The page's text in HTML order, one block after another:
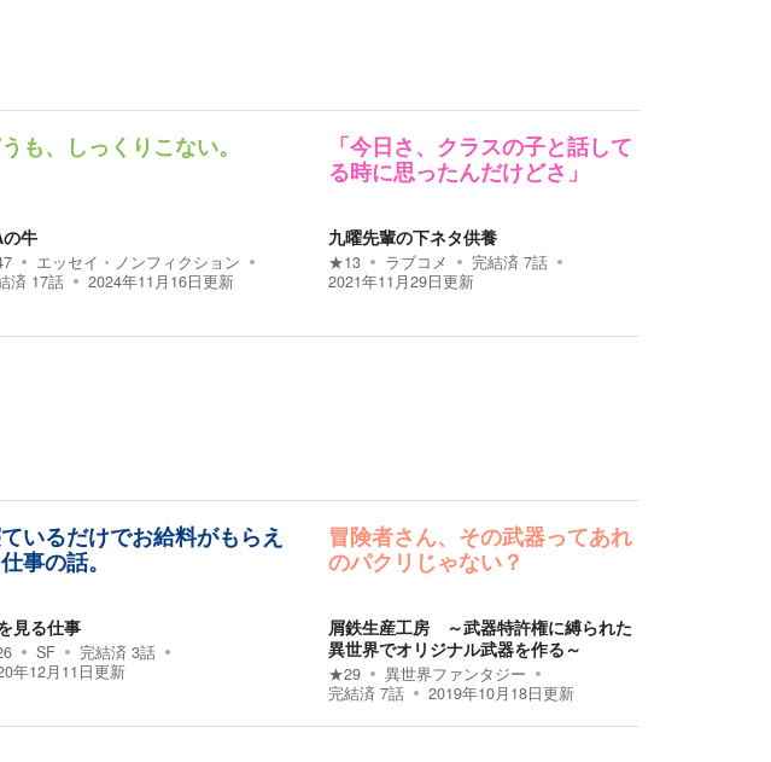
も、しっくりこない。
牛
エッセイ・ノンフィクション
済 17話 2024年11月16日更新
「今日さ、クラスの子と話して
る時に思ったんだけどさ」
九曜先輩の下ネタ供養
★13 ラブコメ 完結済 7話
2021年11月29日更新
いるだけでお給料がもらえ
事の話。
見る仕事
SF 完結済 3話
年12月11日更新
冒険者さん、その武器ってあれ
のパクリじゃない？
屑鉄生産工房 ～武器特許権に縛られた
異世界でオリジナル武器を作る～
★29
異世界ファンタジー
完結済 7話 2019年10月18日更新